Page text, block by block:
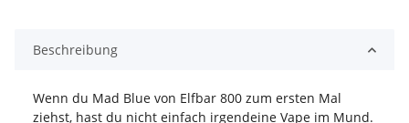
Beschreibung
Wenn du Mad Blue von Elfbar 800 zum ersten Mal
ziehst, hast du nicht einfach irgendeine Vape im Mund.